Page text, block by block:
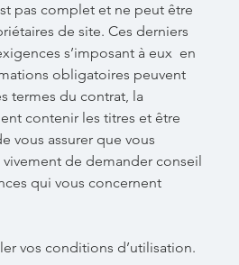
pas complet et ne peut être
de site. Ces derniers
s’imposant à eux en
obligatoires peuvent
termes du contrat, la
contenir les titres et être
vous assurer que vous
de demander conseil
qui vous concernent
vos conditions d’utilisation.